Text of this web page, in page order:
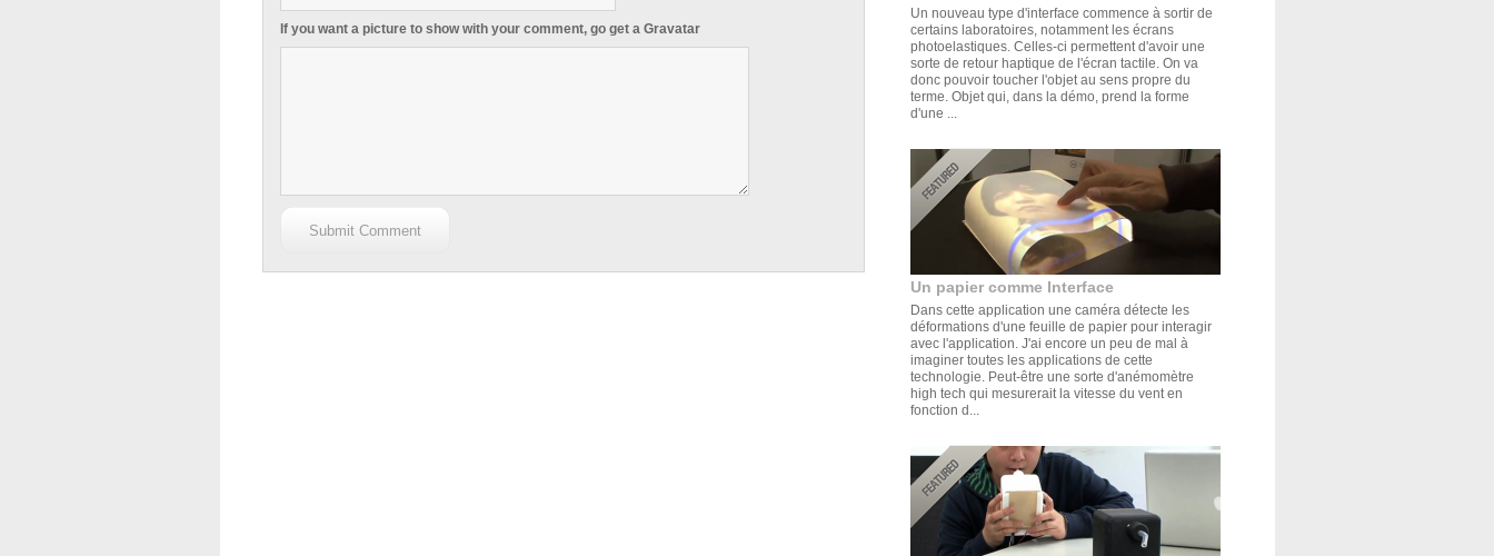
Un nouveau type d'interface commence à sortir de
certains laboratoires, notamment les écrans
photoelastiques. Celles-ci permettent d'avoir une
sorte de retour haptique de l'écran tactile. On va
donc pouvoir toucher l'objet au sens propre du
terme. Objet qui, dans la démo, prend la forme
d'une ...
Un papier comme Interface
Dans cette application une caméra détecte les
déformations d'une feuille de papier pour interagir
avec l'application. J'ai encore un peu de mal à
imaginer toutes les applications de cette
technologie. Peut-être une sorte d'anémomètre
high tech qui mesurerait la vitesse du vent en
fonction d...
If you want a picture to show with your comment, go get a Gravatar